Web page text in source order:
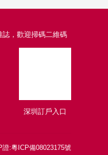
，歡迎掃碼二維碼
深圳訂戶入口
證:粵ICP備08023175號